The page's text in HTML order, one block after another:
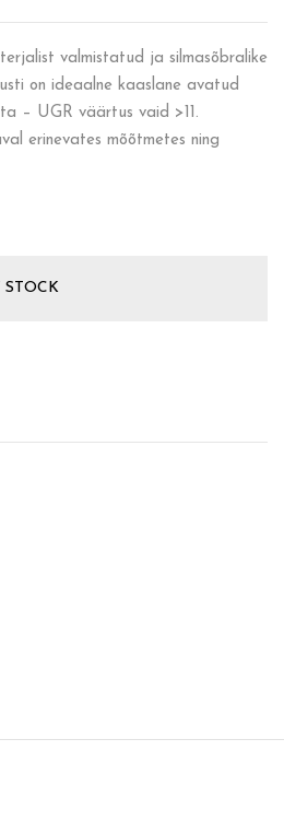
valmistatud ja silmasõbralike
on ideaalne kaaslane avatud
– UGR väärtus vaid >11.
erinevates mõõtmetes ning
STOCK